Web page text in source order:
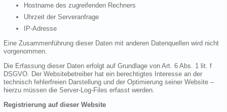
Hostname des zugreifenden Rechners
Uhrzeit der Serveranfrage
IP-Adresse
Eine Zusammenführung dieser Daten mit anderen Datenquellen wird nicht
vorgenommen.
Die Erfassung dieser Daten erfolgt auf Grundlage von Art. 6 Abs. 1 lit. f
DSGVO. Der Websitebetreiber hat ein berechtigtes Interesse an der
technisch fehlerfreien Darstellung und der Optimierung seiner Website –
hierzu müssen die Server-Log-Files erfasst werden.
Registrierung auf dieser Website